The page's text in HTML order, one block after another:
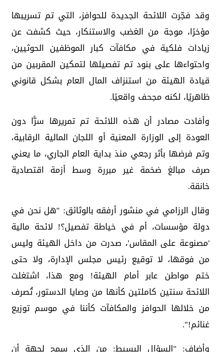
وقد فجّرت اللائحة الجديدة للحوافز، التي تم تسريبها
مؤخرًا، موجة من الغضب والاستنكار، حيث كشفت عن
زيادات فلكية في مكافآت كبار الموظفين الحوثيين،
واحتواءها على بنود تم تفصيلها لتمكين المقربين من
قيادة الهيئة من استنزاف المال العام بشكل قانوني
ظاهريًا، لكنه مجحف واقعيًا.
وأفادت مصادر أن هذه اللائحة تم تمريرها سرًّا دون
العودة إلى الوزارة المعنية أو اللجان المالية الرقابية،
وتم فرضها بأثر رجعي منذ بداية العام الجاري، ما يعني
صرف مبالغ ضخمة غير مبررة وسط أزمة اقتصادية
خانقة.
وقال الرزامي في منشور أرفقه بالوثائق: "هل نحن في
دولة مؤسسات، أم في خياطة تفصيل؟! لائحة مالية
'مصنوعة على المقاس'، صدرت من داخل الهيئة وليس
من فوقها، لا توقيع رئيس مجلس الإدارة، ولا حتى
ختم مواطن عابر أمام الهيئة! ومع هذا، اشتغلت
اللائحة سنتين كاملتين كأنها من وصايا الدستور، تُصرف
من خلالها الحوافز والمكافآت كأننا في موسم توزيع
غنائم!".